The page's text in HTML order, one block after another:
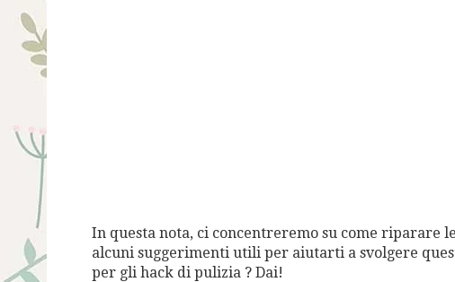
In questa nota, ci concentreremo su come riparare
alcuni suggerimenti utili per aiutarti a svolgere
per gli hack di pulizia ? Dai!